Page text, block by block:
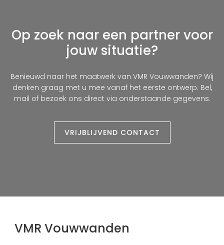
Op zoek naar een partner voor
jouw situatie?
Benieuwd naar het maatwerk van VMR Vouwwanden? Wij
denken graag met u mee vanaf het eerste ontwerp. Bel,
mail of bezoek ons direct via onderstaande gegevens.
VRIJBLIJVEND CONTACT
VMR Vouwwanden